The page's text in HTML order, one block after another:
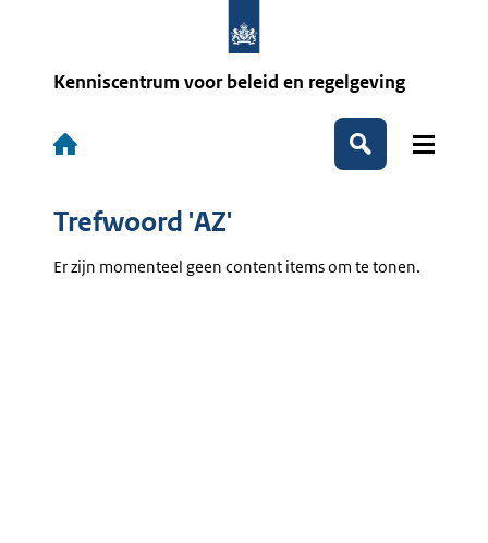
Kenniscentrum voor beleid en regelgeving
Hoofdnavigatie
Zoeken
Trefwoord 'AZ'
Er zijn momenteel geen content items om te tonen.